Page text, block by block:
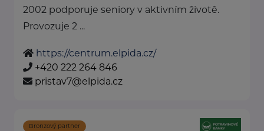
2002 podporuje seniory v aktivním životě.
Provozuje 2 ...
https://centrum.elpida.cz/
+420 222 264 846
pristav7@elpida.cz
Bronzový partner